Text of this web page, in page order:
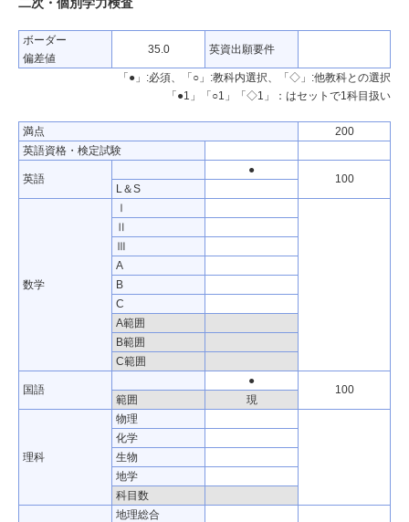
英語
Ⅰ
Ⅲ
A範囲
C範囲
範囲
理科
物理
化学
生物
地学
科目数
地理総合
歴史総合
日本史
世界史
公共
倫理
政治経済
科目数
ボーダー
偏差値
35.0 英資出願要件
「●」:必須、「○」:教科内選択、「◇」:他教科との選択
「●1」「○1」「◇1」：はセットで1科目扱い
満点
200
英語資格・検定試験
英語
●
100
L＆S
数学
Ⅰ
Ⅱ
Ⅲ
A
B
C
A範囲
B範囲
C範囲
国語
●
100
範囲 現
理科
物理
化学
生物
地学
科目数
地理総合